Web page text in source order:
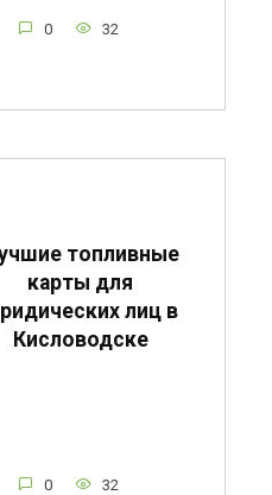
0 32
топливные
карты для
лиц в
Кисловодске
0 32